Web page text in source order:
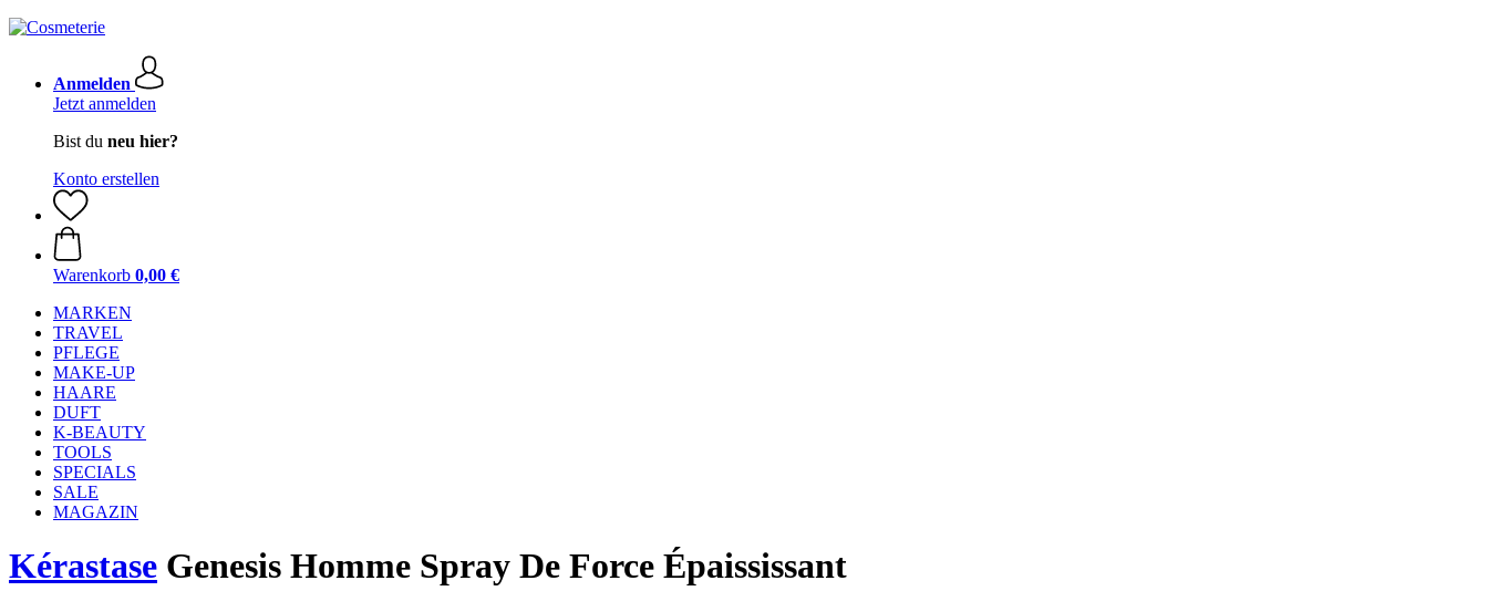
Anmelden
Jetzt anmelden
Bist du neu hier?
Konto erstellen
Warenkorb 0,00 €
MARKEN
TRAVEL
PFLEGE
MAKE-UP
HAARE
DUFT
K-BEAUTY
TOOLS
SPECIALS
SALE
MAGAZIN
Kérastase Genesis Homme Spray De Force Épaississant